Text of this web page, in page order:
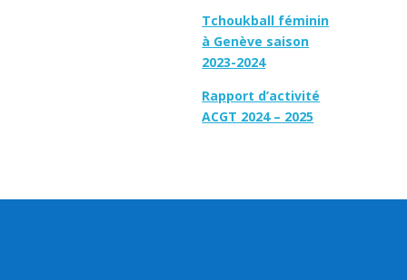
Tchoukball féminin
à Genève saison
2023-2024
Rapport d’activité
ACGT 2024 – 2025